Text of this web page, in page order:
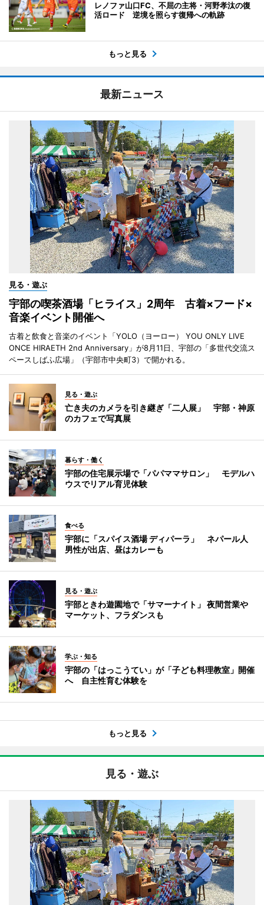
レノファ山口FC、不屈の主将・河野孝汰の復
活ロード 逆境を照らす復帰への軌跡
もっと見る
最新ニュース
見る・遊ぶ
宇部の喫茶酒場「ヒライス」2周年 古着×フード×
音楽イベント開催へ
古着と飲食と音楽のイベント「YOLO（ヨーロー） YOU ONLY LIVE
ONCE HIRAETH 2nd Anniversary」が8月11日、宇部の「多世代交流ス
ペースしばふ広場」（宇部市中央町3）で開かれる。
見る・遊ぶ
亡き夫のカメラを引き継ぎ「二人展」 宇部・神原
のカフェで写真展
暮らす・働く
宇部の住宅展示場で「パパママサロン」 モデルハ
ウスでリアル育児体験
食べる
宇部に「スパイス酒場 ディパーラ」 ネパール人
男性が出店、昼はカレーも
見る・遊ぶ
宇部ときわ遊園地で「サマーナイト」 夜間営業や
マーケット、フラダンスも
学ぶ・知る
宇部の「はっこうてい」が「子ども料理教室」開催
へ 自主性育む体験を
もっと見る
見る・遊ぶ